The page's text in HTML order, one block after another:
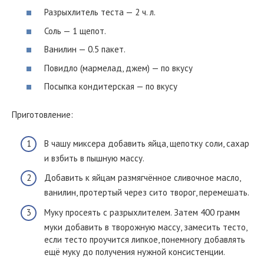
Разрыхлитель теста — 2 ч. л.
Соль — 1 щепот.
Ванилин — 0.5 пакет.
Повидло (мармелад, джем) — по вкусу
Посыпка кондитерская — по вкусу
Приготовление:
В чашу миксера добавить яйца, щепотку соли, сахар
и взбить в пышную массу.
Добавить к яйцам размягчённое сливочное масло,
ванилин, протертый через сито творог, перемешать.
Муку просеять с разрыхлителем. Затем 400 грамм
муки добавить в творожную массу, замесить тесто,
если тесто проучится липкое, понемногу добавлять
ещё муку до получения нужной консистенции.